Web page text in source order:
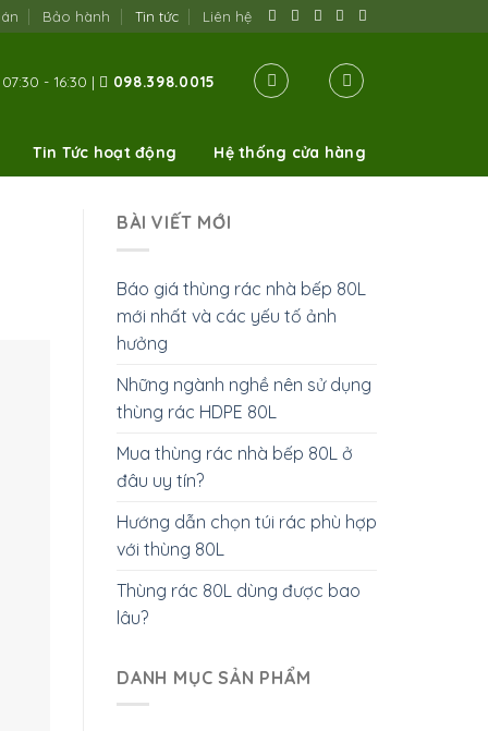
Bảo hành Tin tức Liên hệ
07:30 - 16:30 | 098.398.0015
Tin Tức hoạt động Hệ thống cửa hàng
BÀI VIẾT MỚI
Báo giá thùng rác nhà bếp 80L
mới nhất và các yếu tố ảnh
hưởng
Những ngành nghề nên sử dụng
thùng rác HDPE 80L
Mua thùng rác nhà bếp 80L ở
đâu uy tín?
Hướng dẫn chọn túi rác phù hợp
với thùng 80L
Thùng rác 80L dùng được bao
lâu?
DANH MỤC SẢN PHẨM